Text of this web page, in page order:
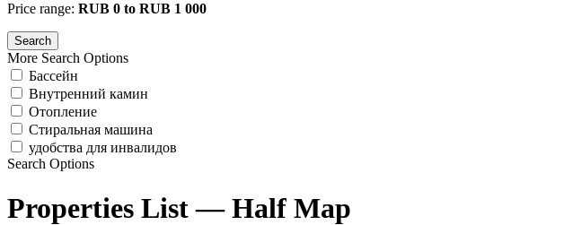
Price range: RUB 0 to RUB 1 000
More Search Options
Бассейн
Внутренний камин
Отопление
Стиральная машина
удобства для инвалидов
Search Options
Properties List — Half Map